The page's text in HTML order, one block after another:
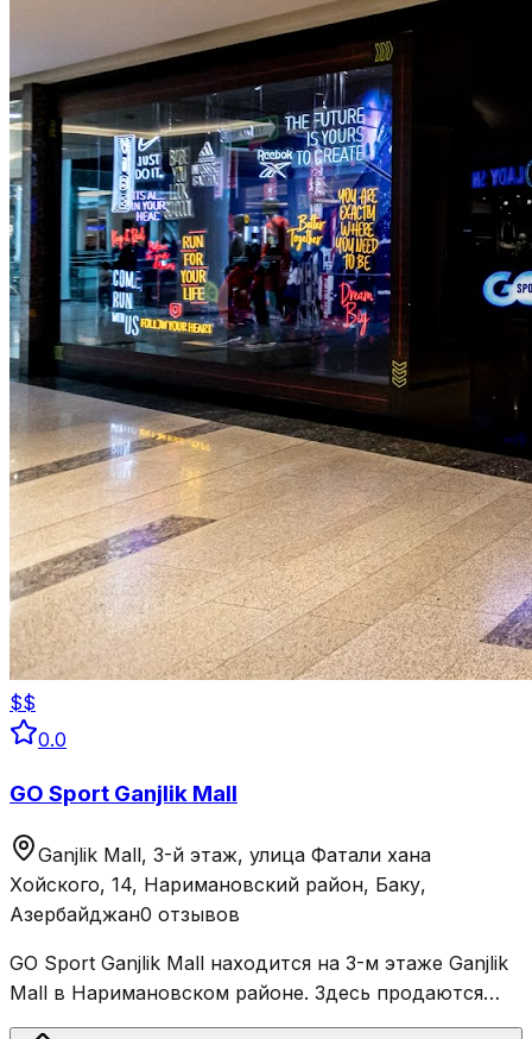
$$
0.0
GO Sport Ganjlik Mall
Ganjlik Mall, 3-й этаж, улица Фатали хана
Хойского, 14, Наримановский район, Баку,
Азербайджан0 отзывов
GO Sport Ganjlik Mall находится на 3-м этаже Ganjlik
Mall в Наримановском районе. Здесь продаются
спортивная одежда, обувь и товары для фитнеса,